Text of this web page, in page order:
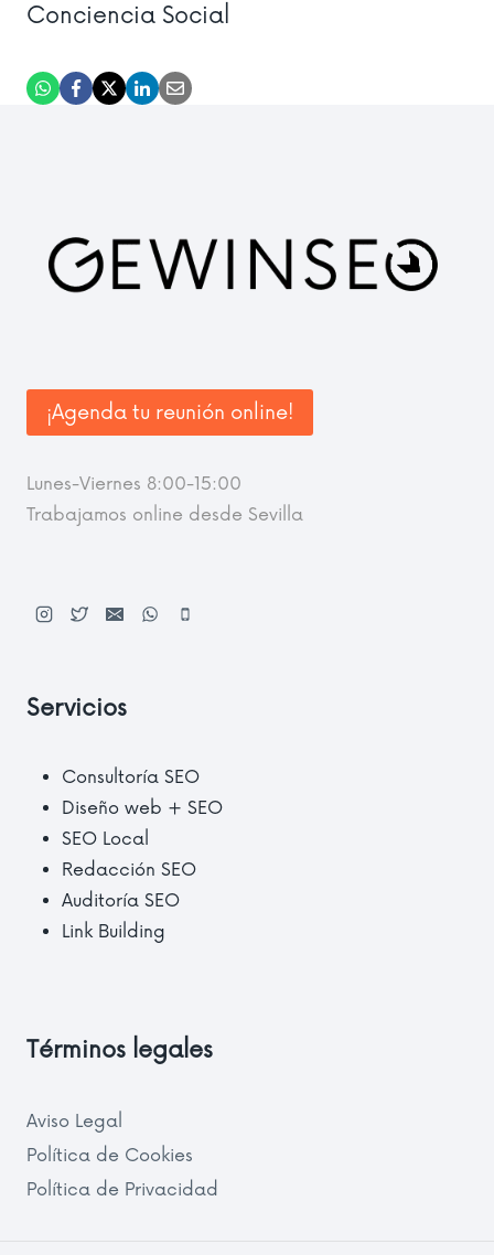
Conciencia Social
¡Agenda tu reunión online!
Lunes-Viernes 8:00-15:00
Trabajamos online desde Sevilla
Servicios
Consultoría SEO
Diseño web + SEO
SEO Local
Redacción SEO
Auditoría SEO
Link Building
Términos legales
Aviso Legal
Política de Cookies
Política de Privacidad